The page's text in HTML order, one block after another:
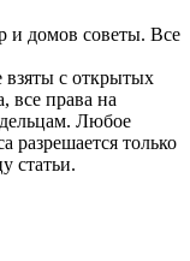
и домов советы. Все
взяты с открытых
все права на
Любое
разрешается только
статьи.